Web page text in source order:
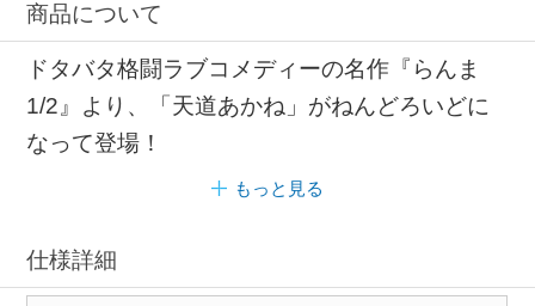
商品について
ドタバタ格闘ラブコメディーの名作『らんま
1/2』より、「天道あかね」がねんどろいどに
なって登場！
もっと見る
仕様詳細